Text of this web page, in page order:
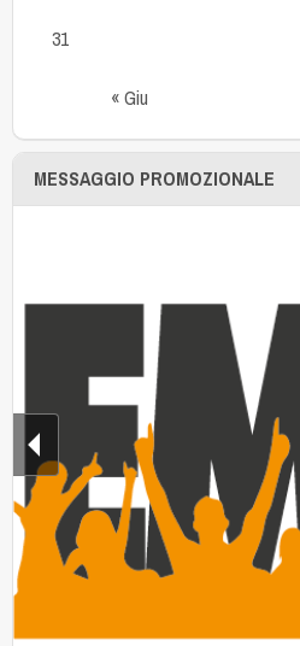
« Giu
31
MESSAGGIO PROMOZIONALE